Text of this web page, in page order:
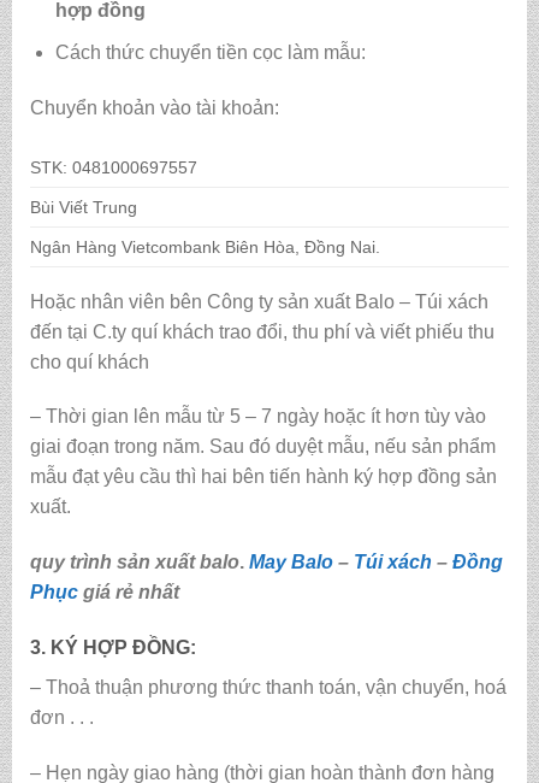
hợp đồng
Cách thức chuyển tiền cọc làm mẫu:
Chuyển khoản vào tài khoản:
STK: 0481000697557
Bùi Viết Trung
Ngân Hàng Vietcombank Biên Hòa, Đồng Nai.
Hoặc nhân viên bên Công ty sản xuất Balo – Túi xách
đến tại C.ty quí khách trao đổi, thu phí và viết phiếu thu
cho quí khách
– Thời gian lên mẫu từ 5 – 7 ngày hoặc ít hơn tùy vào
giai đoạn trong năm. Sau đó duyệt mẫu, nếu sản phẩm
mẫu đạt yêu cầu thì hai bên tiến hành ký hợp đồng sản
xuất.
quy trình sản xuất balo. May Balo– Túi xách – Đồng
Phụcgiá rẻ nhất
3. KÝ HỢP ĐỒNG:
– Thoả thuận phương thức thanh toán, vận chuyển, hoá
đơn . . .
– Hẹn ngày giao hàng (thời gian hoàn thành đơn hàng